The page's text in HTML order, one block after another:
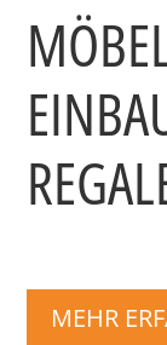
MEHR